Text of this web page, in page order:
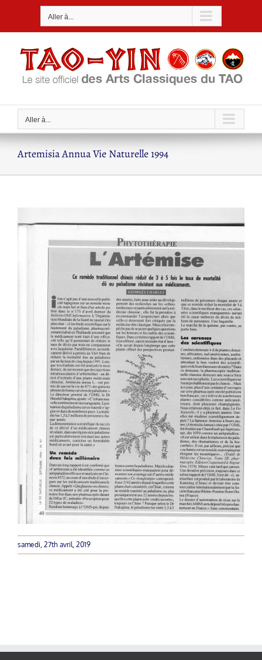
Aller à...
Aller à...
Artemisia Annua Vie Naturelle 1994
samedi, 27th avril, 2019